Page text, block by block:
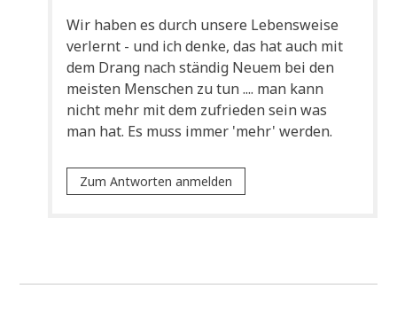
Wir haben es durch unse­re Lebens­wei­se
ver­lernt - und ich den­ke, das hat auch mit
dem Drang nach stän­dig Neu­em bei den
mei­sten Men­schen zu tun .... man kann
nicht mehr mit dem zufrie­den sein was
man hat. Es muss immer 'mehr' werden.
Zum Antworten anmelden